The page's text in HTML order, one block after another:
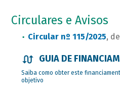
Circulares e Avisos
Circular nº 115/2025,
GUIA DE
Saiba como obter este
objetivo